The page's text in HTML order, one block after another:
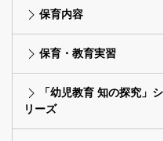
保育内容
保育・教育実習
「幼児教育 知の探究」シ
リーズ